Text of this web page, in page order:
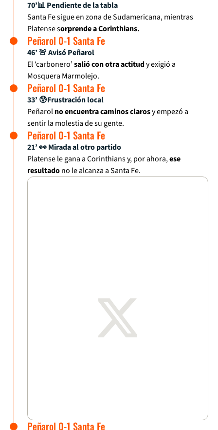
70’📊 Pendiente de la tabla
Santa Fe sigue en zona de Sudamericana, mientras
Platense sorprende a Corinthians.
Peñarol 0-1 Santa Fe
46’ 🚨 Avisó Peñarol
El ‘carbonero’salió con otra actitudy exigió a
Mosquera Marmolejo.
Peñarol 0-1 Santa Fe
33’ 😰Frustración local
Peñarolno encuentra caminos clarosy empezó a
sentir la molestia de su gente.
Peñarol 0-1 Santa Fe
21’ 👀 Mirada al otro partido
Platense le gana a Corinthians y, por ahora,ese
resultadono le alcanza a Santa Fe.
Peñarol 0-1 Santa Fe